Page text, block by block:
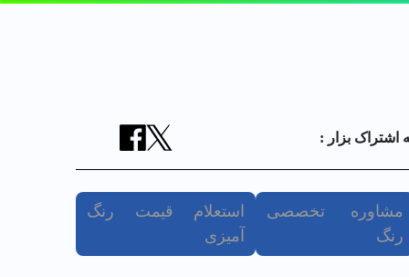
اشتراک بزار :
مشاوره تخصصی
رنگ
استعلام قیمت رنگ
آمیزی